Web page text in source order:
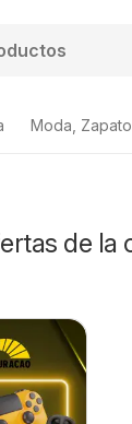
Moda,
de la